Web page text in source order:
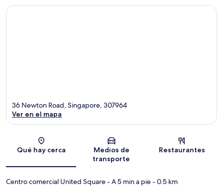
Sección del mapa
36 Newton Road, Singapore, 307964
Ver en el mapa
Qué hay cerca
Medios de
transporte
Restaurantes
Centro comercial United Square- A 5 min a pie- 0.5 km